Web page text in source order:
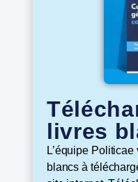
livres
L’équipe
blancs à